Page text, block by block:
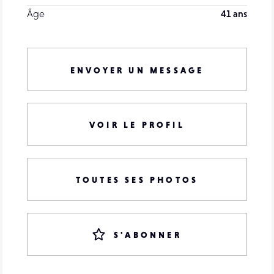
Âge
41 ans
ENVOYER UN MESSAGE
VOIR LE PROFIL
TOUTES SES PHOTOS
S'ABONNER